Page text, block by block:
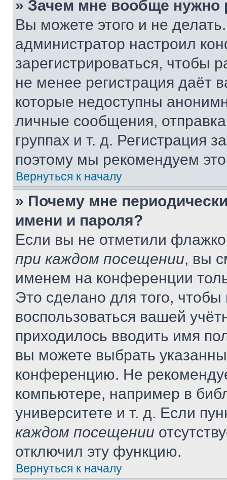
» Зачем мне вообще нужно
Вы можете этого и не
администратор настроил
зарегистрироваться, чтобы
не менее регистрация даёт
которые недоступны
личные сообщения,
группах и т. д. Регистрация
поэтому мы рекомендуем
Вернуться к началу
» Почему мне
имени и пароля?
Если вы не отметили
при каждом посещении, вы
именем на конференции
Это сделано для того, чтобы
воспользоваться вашей
приходилось вводить имя
вы можете выбрать
конференцию. Не
компьютере, например в
университете и т. д. Если
каждом посещении
отключил эту функцию.
Вернуться к началу